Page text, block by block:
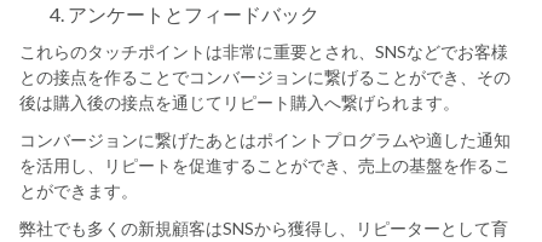
アンケートとフィードバック
これらのタッチポイントは非常に重要とされ、SNSなどでお客様
との接点を作ることでコンバージョンに繋げることができ、その
後は購入後の接点を通じてリピート購入へ繋げられます。
コンバージョンに繋げたあとはポイントプログラムや適した通知
を活用し、リピートを促進することができ、売上の基盤を作るこ
とができます。
弊社でも多くの新規顧客はSNSから獲得し、リピーターとして育